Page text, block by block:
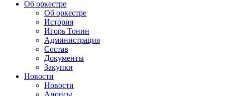
Об оркестре
Об оркестре
История
Игорь Тонин
Администрация
Состав
Документы
Закупки
Новости
Новости
Анонсы